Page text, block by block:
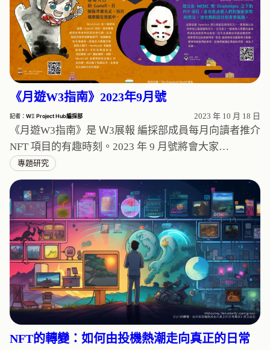
《月遊W3指南》2023年9月號
記者： WΞ Project Hub編採部 2023 年 10 月 18 日
《月遊W3指南》是 Ｗ3展報 編採部成員每月向讀者推介
NFT 項目的有趣時刻。2023 年 9 月號將會大家…
專題研究
NFT的轉變：如何由投機熱潮走向真正的日常